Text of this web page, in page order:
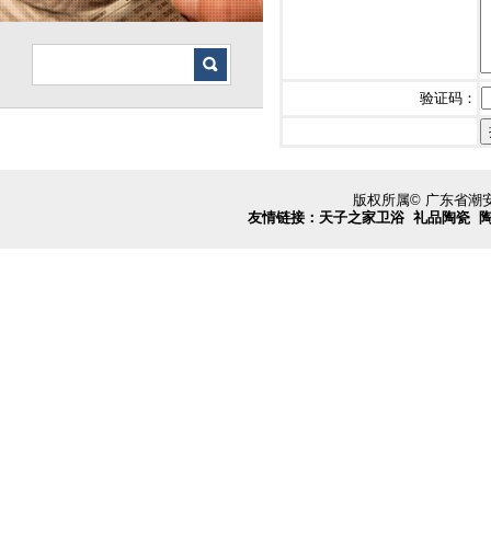
验证码：
版权所属© 广东省潮
友情链接： 天子之家卫浴 礼品陶瓷